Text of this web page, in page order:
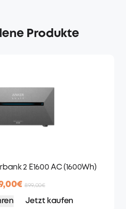
Produkte
2 E1600 AC (1600Wh)
899,00€
Jetzt kaufen